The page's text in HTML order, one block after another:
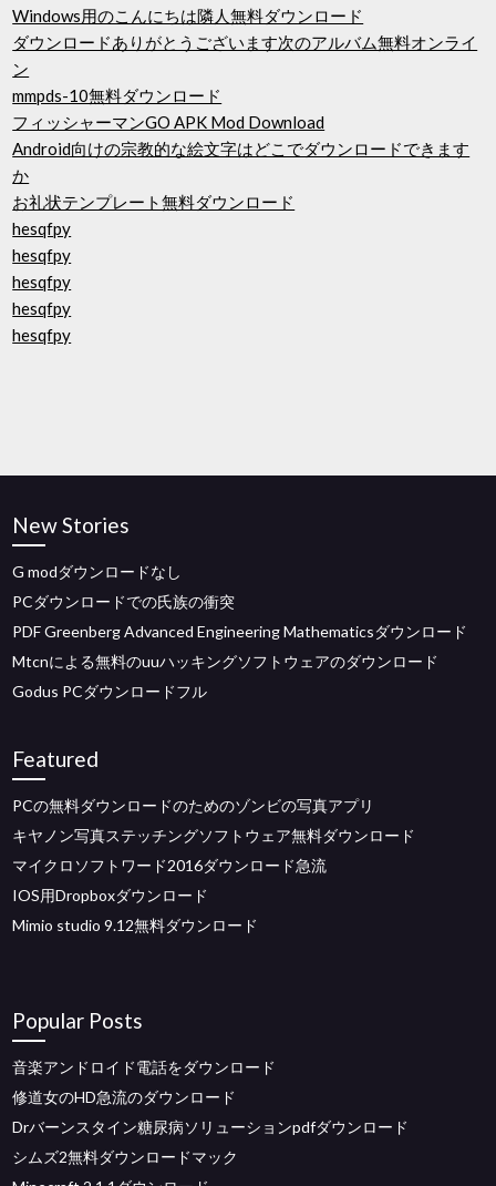
Windows用のこんにちは隣人無料ダウンロード
ダウンロードありがとうございます次のアルバム無料オンライ
ン
mmpds-10無料ダウンロード
フィッシャーマンGO APK Mod Download
Android向けの宗教的な絵文字はどこでダウンロードできます
か
お礼状テンプレート無料ダウンロード
hesqfpy
hesqfpy
hesqfpy
hesqfpy
hesqfpy
New Stories
G modダウンロードなし
PCダウンロードでの氏族の衝突
PDF Greenberg Advanced Engineering Mathematicsダウンロード
Mtcnによる無料のuuハッキングソフトウェアのダウンロード
Godus PCダウンロードフル
Featured
PCの無料ダウンロードのためのゾンビの写真アプリ
キヤノン写真ステッチングソフトウェア無料ダウンロード
マイクロソフトワード2016ダウンロード急流
IOS用Dropboxダウンロード
Mimio studio 9.12無料ダウンロード
Popular Posts
音楽アンドロイド電話をダウンロード
修道女のHD急流のダウンロード
Drバーンスタイン糖尿病ソリューションpdfダウンロード
シムズ2無料ダウンロードマック